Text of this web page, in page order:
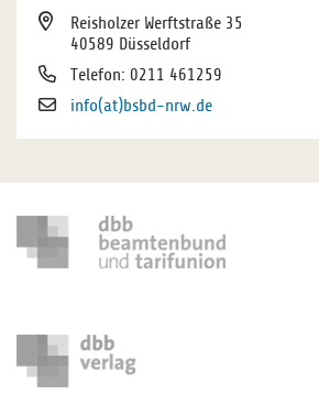
Reisholzer Werftstraße 35
40589 Düsseldorf
Telefon: 0211 461259
info(at)bsbd-nrw.de